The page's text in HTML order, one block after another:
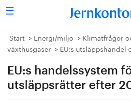
Sök
Stålindustrin
Forskning/utbildning
Start Energi/miljö
Klimatfrågor
växthusgaser
EU:s utsläppshandel
EU:s handelssystem
utsläppsrätter efter